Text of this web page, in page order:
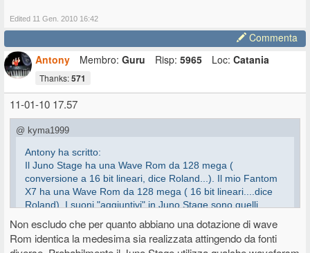
Edited 11 Gen. 2010 16:42
Commenta
Antony
Membro: Guru Risp: 5965 Loc: Catania
Thanks:571
11-01-10 17.57
@ kyma1999
Antony ha scritto:
Il Juno Stage ha una Wave Rom da 128 mega (
conversione a 16 bit lineari, dice Roland...). Il mio Fantom
X7 ha una Wave Rom da 128 mega ( 16 bit lineari....dice
Roland). I suoni "aggiuntivi" in Juno Stage sono quelli
affatto come un Fantom X........
Non escludo che per quanto abbiano una dotazione di wave
Rom identica la medesima sia realizzata attingendo da fonti